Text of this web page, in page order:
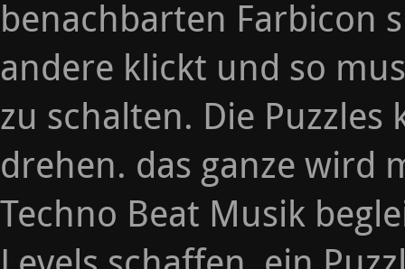
benachbarten Farbicon
andere klickt und so
zu schalten. Die
drehen. das ganze wird
Techno Beat Musik